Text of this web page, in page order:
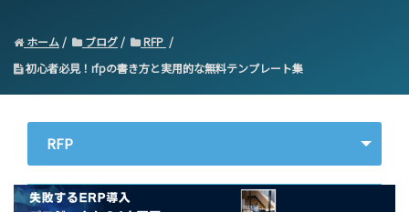
ホーム ブログ
RFP
初心者必見！rfpの書き方と実用的な無料テンプレート集
RFP
ERP